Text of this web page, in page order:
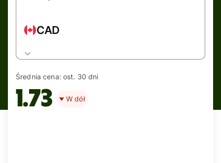
CAD
Średnia cena: ost. 30 dni
1.73 W dół